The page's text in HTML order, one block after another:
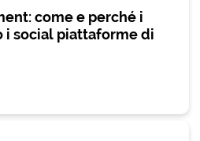
come e perché i
i social piattaforme di